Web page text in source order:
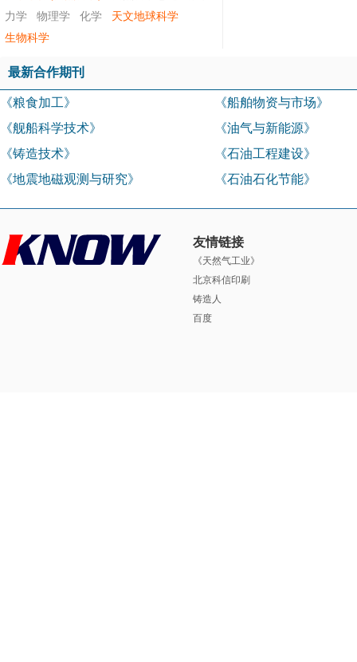
力学
物理学 化学
天文地球科学
生物科学
最新合作期刊
《粮食加工》
《船舶物资与市场》
《舰船科学技术》
《油气与新能源》
《铸造技术》
《石油工程建设》
《地震地磁观测与研究》
《石油石化节能》
友情链接
《天然气工业》
北京科信印刷
铸造人
百度